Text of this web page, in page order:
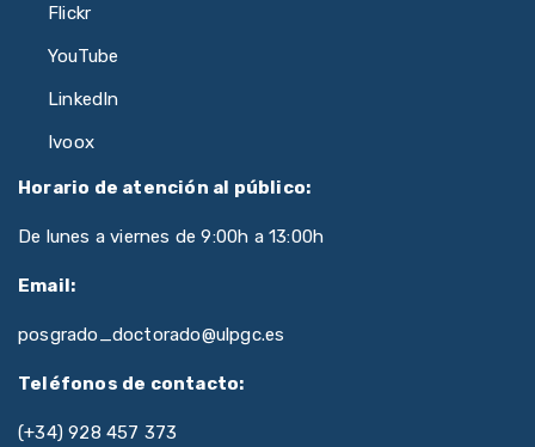
Flickr
YouTube
LinkedIn
Ivoox
Horario de atención al público:
De lunes a viernes de 9:00h a 13:00h
Email:
posgrado_doctorado@ulpgc.es
Teléfonos de contacto:
(+34) 928 457 373